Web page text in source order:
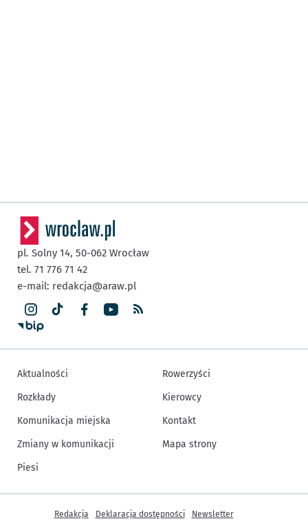
pl. Solny 14, 50-062 Wrocław
tel. 71 776 71 42
e-mail: redakcja@araw.pl
Aktualności
Rozkłady
Komunikacja miejska
Zmiany w komunikacji
Piesi
Rowerzyści
Kierowcy
Kontakt
Mapa strony
Inne informacje
Redakcja Deklaracja dostępności Newsletter